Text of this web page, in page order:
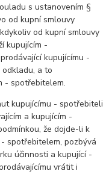
s ustanovením §
od kupní smlouvy
od kupní smlouvy
kupujícím -
kupujícímu -
a to
- spotřebitelem.
kupujícímu - spotřebiteli
a kupujícím -
že dojde-li k
spotřebitelem, pozbývá
účinnosti a kupující -
vrátit i